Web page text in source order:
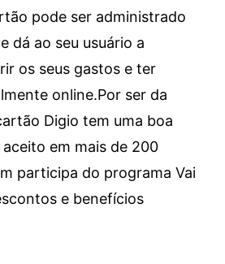
pode ser administrado
dá ao seu usuário a
os seus gastos e ter
online.Por ser da
Digio tem uma boa
em mais de 200
participa do programa Vai
e benefícios